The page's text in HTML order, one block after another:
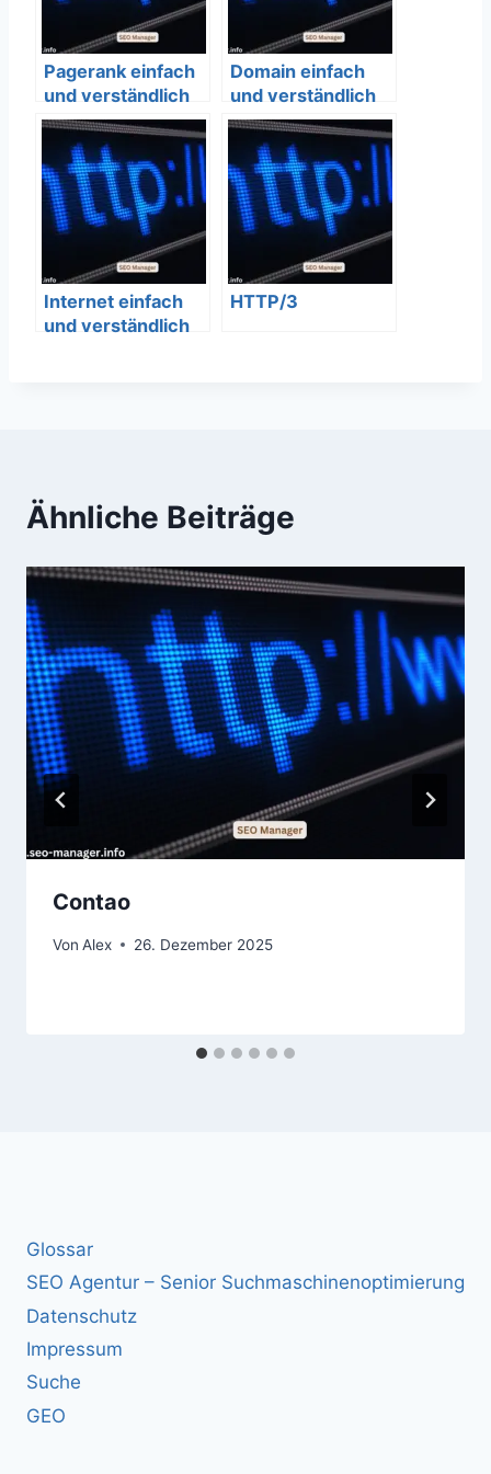
Pagerank einfach
und verständlich
erklärt – SEO
Bedeutung
Domain einfach
und verständlich
erklärt – SEO
Bedeutung
Internet einfach
und verständlich
HTTP/3
Ähnliche Beiträge
Contao
Von Alex 26. Dezember 2025
Glossar
SEO Agentur – Senior Suchmaschinenoptimierung
Datenschutz
Impressum
Suche
GEO